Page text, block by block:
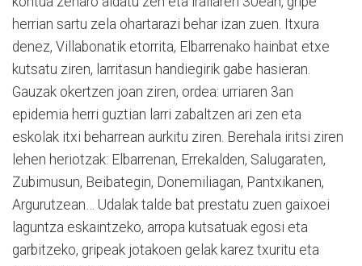
herrian sartu zela ohartarazi behar izan zuen. Itxura
denez, Villabonatik etorrita, Elbarrenako hainbat etxe
kutsatu ziren, larritasun handiegirik gabe hasieran.
Gauzak okertzen joan ziren, ordea: urriaren 3an
epidemia herri guztian larri zabaltzen ari zen eta
eskolak itxi beharrean aurkitu ziren. Berehala iritsi ziren
lehen heriotzak: Elbarrenan, Errekalden, Salugaraten,
Zubimusun, Beibategin, Donemiliagan, Pantxikanen,
Argurutzean… Udalak talde bat prestatu zuen gaixoei
laguntza eskaintzeko, arropa kutsatuak egosi eta
garbitzeko, gripeak jotakoen gelak karez txuritu eta